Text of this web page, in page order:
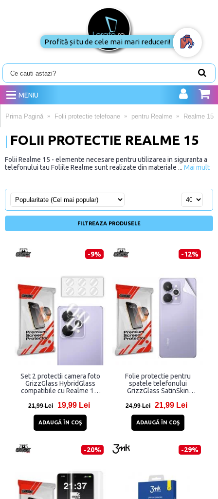
MENIU
Prima Pagină Folii protectie telefoane pentru Realme Realme 15
FOLII PROTECTIE REALME 15
Folii Realme 15 - elemente necesare pentru utilizarea in siguranta a
telefonului tau Foliile Realme sunt realizate din materiale ... Mai mult
FILTREAZA PRODUSELE
-9%
Set 2 protectii camera foto
GrizzGlass HybridGlass
compatibile cu Realme 15,
21,99 Lei 19,99 Lei
ADAUGĂ ÎN COŞ
-12%
Folie protectie pentru
spatele telefonului
GrizzGlass SatinSkin
Transparent
24,99 Lei 21,99 Lei
ADAUGĂ ÎN COŞ
-20% -29%
Profită și tu de cele mai mari reduceri!